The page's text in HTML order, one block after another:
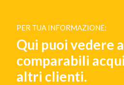
PER TUA INFORMAZIONE:
Qui puoi vedere
comparabili
altri clienti.
€ 99,-